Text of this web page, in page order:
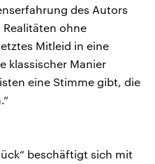
des Autors
ohne
Mitleid in eine
klassischer Manier
eine Stimme gibt, die
beschäftigt sich mit